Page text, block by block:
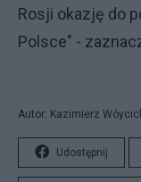
Rosji okazję do
Polsce" -
Autor: Kazimierz
Udostępnij